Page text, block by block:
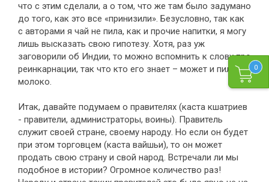
0
что с этим сделали, а о том, что же там было задумано
до того, как это все «принизили». Безусловно, так как
с авторами я чай не пила, как и прочие напитки, я могу
лишь высказать свою гипотезу. Хотя, раз уж
заговорили об Индии, то можно вспомнить к слову про
реинкарнации, так что кто его знает – может и пила,
молоко.
Итак, давайте подумаем о правителях (каста кшатриев
- правители, администраторы, воины). Правитель
служит своей стране, своему народу. Но если он будет
при этом торговцем (каста вайшьи), то он может
продать свою страну и свой народ. Встречали ли мы
подобное в истории? Огромное количество раз!